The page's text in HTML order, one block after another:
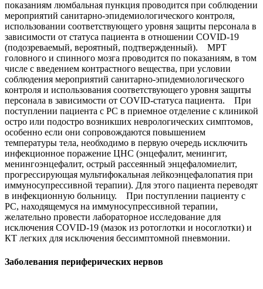
показаниям люмбальная пункция проводится при соблюдении
мероприятий санитарно-эпидемиологического контроля,
использовании соответствующего уровня защиты персонала в
зависимости от статуса пациента в отношении COVID-19
(подозреваемый, вероятный, подтвержденный). МРТ
головного и спинного мозга проводится по показаниям, в том
числе с введением контрастного вещества, при условии
соблюдения мероприятий санитарно-эпидемиологического
контроля и использования соответствующего уровня защиты
персонала в зависимости от COVID-статуса пациента. При
поступлении пациента с РС в приемное отделение с клиникой
остро или подостро возникших неврологических симптомов,
особенно если они сопровождаются повышением
температуры тела, необходимо в первую очередь исключить
инфекционное поражение ЦНС (энцефалит, менингит,
менингоэнцефалит, острый рассеянный энцефаломиелит,
прогрессирующая мультифокальная лейкоэнцефалопатия при
иммуносупрессивной терапии). Для этого пациента переводят
в инфекционную больницу. При поступлении пациенту с
РС, находящемуся на иммуносупрессивной терапии,
желательно провести лабораторное исследование для
исключения COVID-19 (мазок из ротоглотки и носоглотки) и
КТ легких для исключения бессимптомной пневмонии.
Заболевания периферических нервов